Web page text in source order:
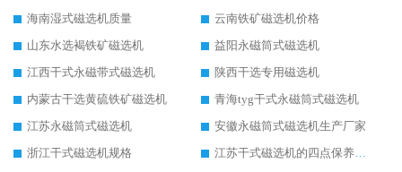
海南湿式磁选机质量
云南铁矿磁选机价格
山东水选褐铁矿磁选机
益阳永磁筒式磁选机
江西干式永磁带式磁选机
陕西干选专用磁选机
内蒙古干选黄硫铁矿磁选机
青海tyg干式永磁筒式磁选机
江苏永磁筒式磁选机
安徽永磁筒式磁选机生产厂家
浙江干式磁选机规格
江苏干式磁选机的四点保养秘籍